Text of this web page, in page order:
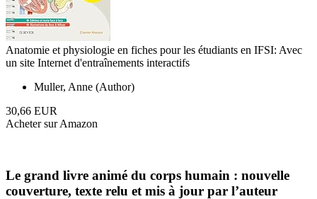
Anatomie et physiologie en fiches pour les étudiants en IFSI: Avec
un site Internet d'entraînements interactifs
Muller, Anne (Author)
30,66 EUR
Acheter sur Amazon
Le grand livre animé du corps humain : nouvelle
couverture, texte relu et mis à jour par l’auteur